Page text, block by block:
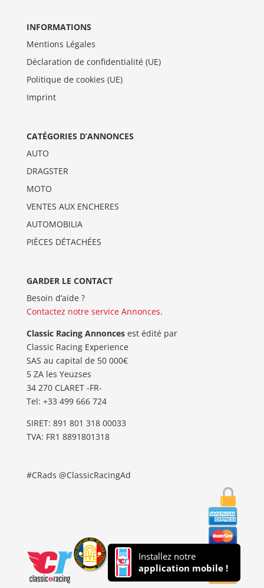
INFORMATIONS
Mentions Légales
Déclaration de confidentialité (UE)
Politique de cookies (UE)
Imprint
CATÉGORIES D’ANNONCES
AUTO
DRAGSTER
MOTO
VENTES AUX ENCHERES
AUTOMOBILIA
PIÈCES DÉTACHÉES
GARDER LE CONTACT
Besoin d’aide ?
Contactez notre service Annonces.
Classic Racing Annoncesest édité par
Classic Racing Experience
SAS au capital de 50 000€
5 ZA les Yeuzses
34 270 CLARET -FR-
Tel: ‭+33 499 666 724‬
SIRET: 891 801 318 00033
TVA: FR1 8891801318
#CRads @ClassicRacingAd
Installez notre
application mobile !